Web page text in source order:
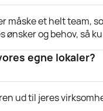
måske et helt
ønsker og behov, så
egne lokaler?
ud til jeres